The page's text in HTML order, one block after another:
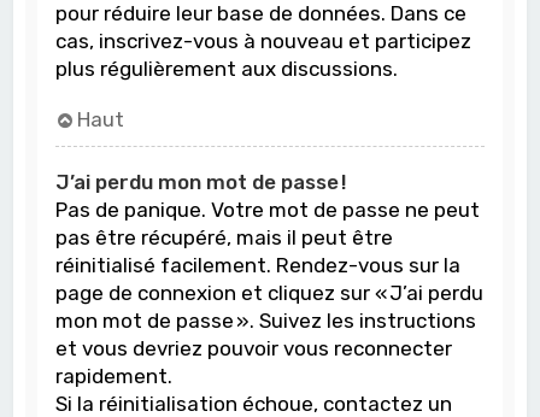
pour réduire leur base de données. Dans ce
cas, inscrivez-vous à nouveau et participez
plus régulièrement aux discussions.
Haut
J’ai perdu mon mot de passe !
Pas de panique. Votre mot de passe ne peut
pas être récupéré, mais il peut être
réinitialisé facilement. Rendez-vous sur la
page de connexion et cliquez sur « J’ai perdu
mon mot de passe ». Suivez les instructions
et vous devriez pouvoir vous reconnecter
rapidement.
Si la réinitialisation échoue, contactez un